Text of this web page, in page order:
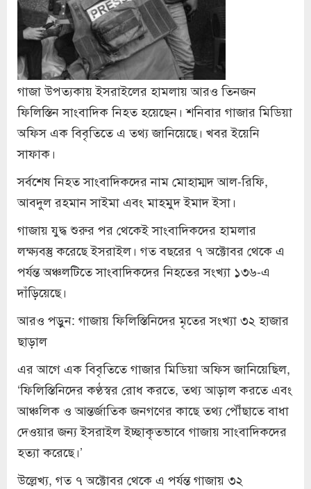
গাজা উপত্যকায় ইসরাইলের হামলায় আরও তিনজন
ফিলিস্তিন সাংবাদিক নিহত হয়েছেন। শনিবার গাজার মিডিয়া
অফিস এক বিবৃতিতে এ তথ্য জানিয়েছে। খবর ইয়েনি
সাফাক।
সর্বশেষ নিহত সাংবাদিকদের নাম মোহাম্মদ আল-রিফি,
আবদুল রহমান সাইমা এবং মাহমুদ ইমাদ ইসা।
গাজায় যুদ্ধ শুরুর পর থেকেই সাংবাদিকদের হামলার
লক্ষ্যবস্তু করেছে ইসরাইল। গত বছরের ৭ অক্টোবর থেকে এ
পর্যন্ত অঞ্চলটিতে সাংবাদিকদের নিহতের সংখ্যা ১৩৬-এ
দাঁড়িয়েছে।
আরও পড়ুন: গাজায় ফিলিস্তিনিদের মৃতের সংখ্যা ৩২ হাজার
ছাড়াল
এর আগে এক বিবৃতিতে গাজার মিডিয়া অফিস জানিয়েছিল,
‘ফিলিস্তিনিদের কণ্ঠস্বর রোধ করতে, তথ্য আড়াল করতে এবং
আঞ্চলিক ও আন্তর্জাতিক জনগণের কাছে তথ্য পৌঁছাতে বাধা
দেওয়ার জন্য ইসরাইল ইচ্ছাকৃতভাবে গাজায় সাংবাদিকদের
হত্যা করেছে।’
উল্লেখ্য, গত ৭ অক্টোবর থেকে এ পর্যন্ত গাজায় ৩২